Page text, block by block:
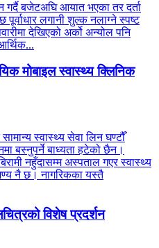
बजेटअघि आयात भएका तर दर्ता
पूर्वाधार लगानी शुल्क नलाग्ने स्पष्ट
देखिएको अर्को अन्योल पनि
मोबाइल स्वास्थ्य क्लिनिक
स्वास्थ्य सेवा लिन घण्टौँ
बस्नुपर्ने बाध्यता हटेको छैन।
नहुँदासम्म अस्पताल गएर स्वास्थ्य
नै छ। नागरिकका यस्तै
विशेष प्रदर्शन